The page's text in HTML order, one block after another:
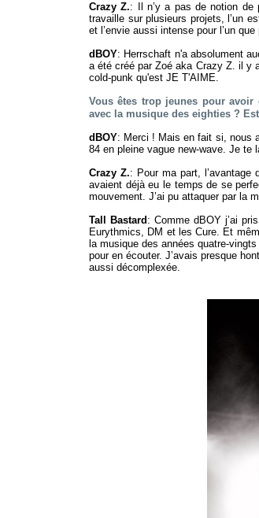
Crazy Z.: Il n’y a pas de notion de
travaille sur plusieurs projets, l’un
et l’envie aussi intense pour l’un que
dBOY: Herrschaft n'a absolument
a été créé par Zoé aka Crazy Z. il y
cold-punk qu'est JE T'AIME.
Vous êtes trop jeunes pour avoir
avec la musique des eighties ?
dBOY: Merci ! Mais en fait si, nous
84 en pleine vague new-wave. Je te
Crazy Z.: Pour ma part, l’avantage
avaient déjà eu le temps de se
mouvement. J’ai pu attaquer par la
Tall Bastard : Comme dBOY j’ai
Eurythmics, DM et les Cure. Et
la musique des années quatre-
pour en écouter. J’avais presque
aussi décomplexée.